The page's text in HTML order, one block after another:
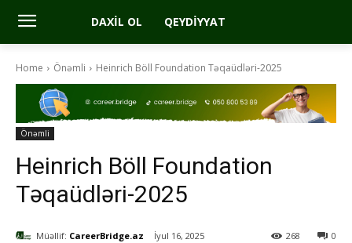
DAXIL OL QEYDIYYAT
Home Önəmli Heinrich Böll Foundation Təqaüdləri-2025
Önəmli
Heinrich Böll Foundation
Təqaüdləri-2025
Müəllif: CareerBridge.az İyul 16, 2025 0
268